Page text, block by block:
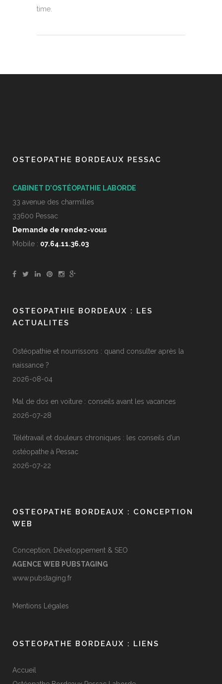
time.
OSTEOPATHE BORDEAUX PESSAC
CABINET D'OSTÉOPATHIE LABORDE
33 avenue des charmilles
33600 Pessac
Demande de rendez-vous
Mobile : 07.64.11.36.03
OSTEOPATHIE BORDEAUX : LES
ACTUALITES
Ostéopathie et nourrissons : quand consulter après la
naissance ?
2026-08-04
Mal de dos en voiture : conseils avant les vacances
2026-07-28
Télétravail et douleurs chroniques : les conseils d’un
ostéopathe à Pessac
2026-07-22
OSTEOPATHE BORDEAUX : CONCEPTION
WEB
Conception, Développement & SEO
AGENCE WEB PUBSTAGING
www.pubstaging.fr
Mentions Légales
OSTEOPATHE BORDEAUX : LIENS
Accueil